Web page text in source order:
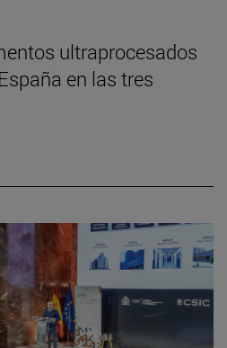
ultraprocesados
en las tres